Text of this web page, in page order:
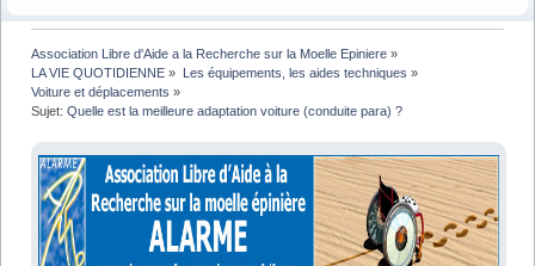
Association Libre d'Aide a la Recherche sur la Moelle Epiniere »
LA VIE QUOTIDIENNE » Les équipements, les aides techniques »
Voiture et déplacements »
Sujet:Quelle est la meilleure adaptation voiture (conduite para) ?